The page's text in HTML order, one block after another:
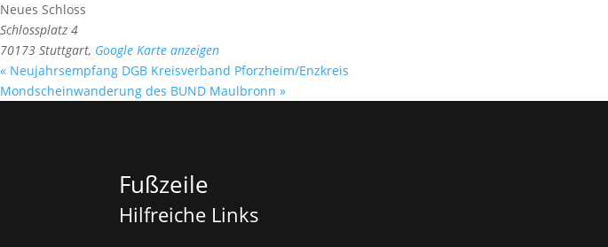
Neues Schloss
Schlossplatz 4
70173 Stuttgart, Google Karte anzeigen
« Neujahrsempfang DGB Kreisverband Pforzheim/Enzkreis
Mondscheinwanderung des BUND Maulbronn »
Fußzeile
Hilfreiche Links